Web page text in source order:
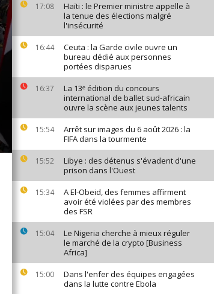
17:08
Haïti : le Premier ministre appelle à
la tenue des élections malgré
l'insécurité
16:44
Ceuta : la Garde civile ouvre un
bureau dédié aux personnes
portées disparues
16:37
La 13ᵉ édition du concours
international de ballet sud-africain
ouvre la scène aux jeunes talents
15:54
Arrêt sur images du 6 août 2026 : la
FIFA dans la tourmente
15:52
Libye : des détenus s'évadent d'une
prison dans l'Ouest
15:34
A El-Obeid, des femmes affirment
avoir été violées par des membres
des FSR
15:04
Le Nigeria cherche à mieux réguler
le marché de la crypto [Business
Africa]
15:00
Dans l'enfer des équipes engagées
dans la lutte contre Ebola